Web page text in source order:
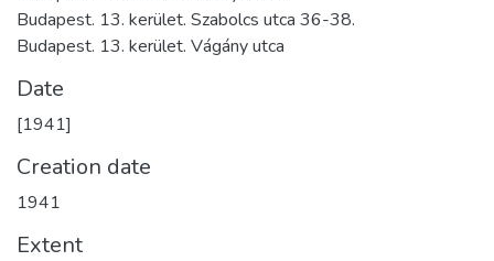
Budapest. 13. kerület. Szabolcs utca 36-38.
Budapest. 13. kerület. Vágány utca
Date
[1941]
Creation date
1941
Extent